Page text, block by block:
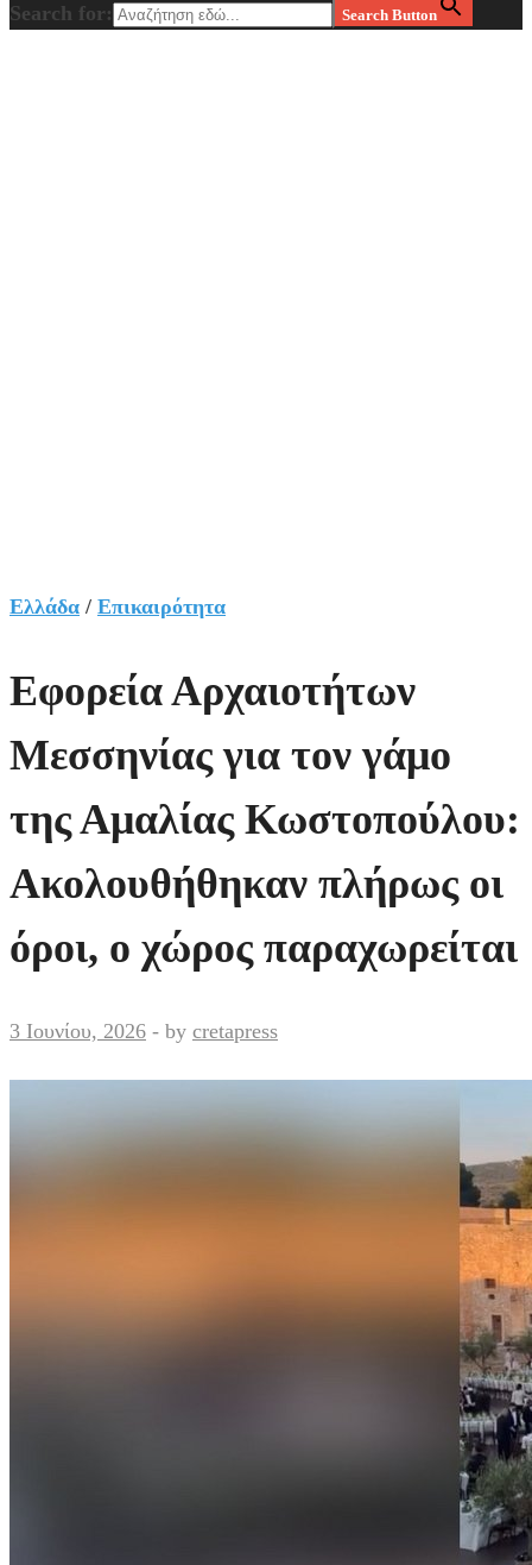
Search for: Search Button
Ελλάδα / Επικαιρότητα
Εφορεία Αρχαιοτήτων
Μεσσηνίας για τον γάμο
της Αμαλίας Κωστοπούλου:
Ακολουθήθηκαν πλήρως οι
όροι, ο χώρος παραχωρείται
3 Ιουνίου, 2026 - by cretapress